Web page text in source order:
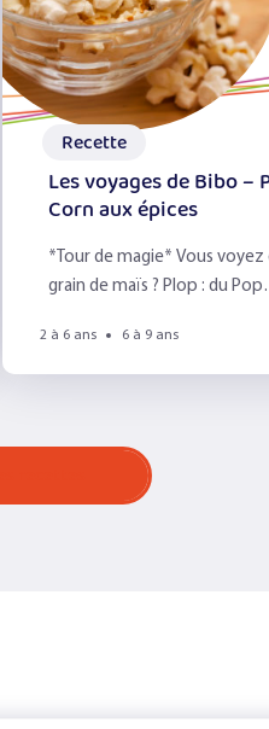
Recette
Les voyages de Bibo –
Corn aux épices
*Tour de magie* Vous voyez
grain de maïs ? Plop : du Pop
2 à 6 ans 6 à 9 ans